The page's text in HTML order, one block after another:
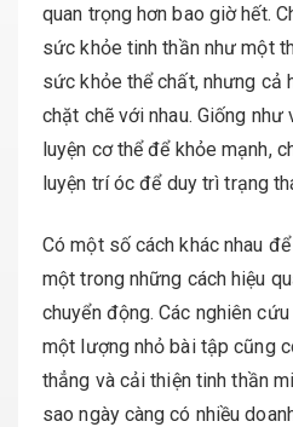
quan trọng hơn bao giờ hết.
sức khỏe tinh thần như một
sức khỏe thể chất, nhưng cả
chặt chẽ với nhau. Giống như
luyện cơ thể để khỏe mạnh,
luyện trí óc để duy trì trạng
Có một số cách khác nhau
một trong những cách hiệu
chuyển động. Các nghiên
một lượng nhỏ bài tập cũng
thẳng và cải thiện tinh thần
sao ngày càng có nhiều